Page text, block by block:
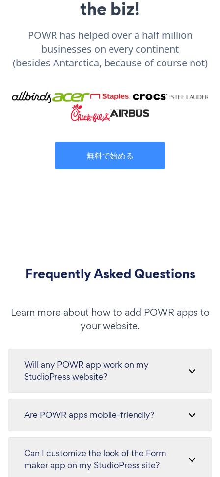
the biz!
POWR has helped over a half million
businesses on every continent
(besides Antarctica, because of course not)
無料で始める
Frequently Asked Questions
Learn more about how to add POWR apps to
your website.
Will any POWR app work on my
StudioPress website?
Are POWR apps mobile-friendly?
Can I customize the look of the Form
maker app on my StudioPress site?